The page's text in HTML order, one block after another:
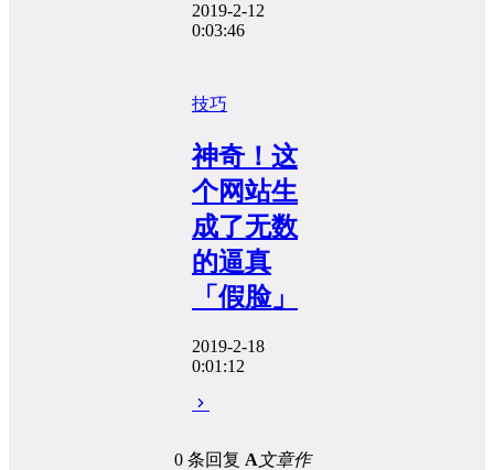
2019-2-12
0:03:46
技巧
神奇！这
个网站生
成了无数
的逼真
「假脸」
2019-2-18
0:01:12
0 条回复 A文章作